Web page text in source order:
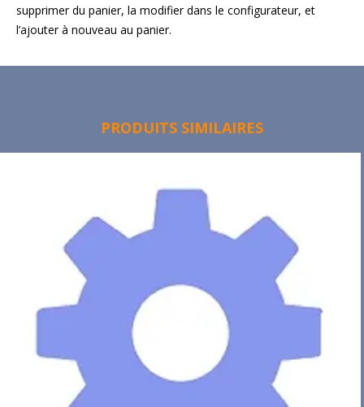
supprimer du panier, la modifier dans le configurateur, et
l’ajouter à nouveau au panier.
PRODUITS SIMILAIRES